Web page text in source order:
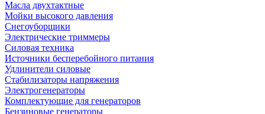
Масла двухтактные
Мойки высокого давления
Снегоуборщики
Электрические триммеры
Силовая техника
Источники бесперебойного питания
Удлинители силовые
Стабилизаторы напряжения
Электрогенераторы
Комплектующие для генераторов
Бензиновые генераторы